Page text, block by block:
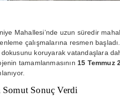
Mahallesi’nde uzun süredir
çalışmalarına resmen
koruyarak vatandaşlara
tamamlanmasının 15 Temmuz
Sonuç Verdi